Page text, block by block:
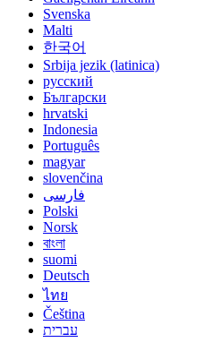
Svenska
Malti
한국어
Srbija jezik (latinica)
русский
Български
hrvatski
Indonesia
Português
magyar
slovenčina
فارسی
Polski
Norsk
বাংলা
suomi
Deutsch
ไทย
Čeština
עברית